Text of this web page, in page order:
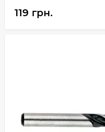
119 грн.